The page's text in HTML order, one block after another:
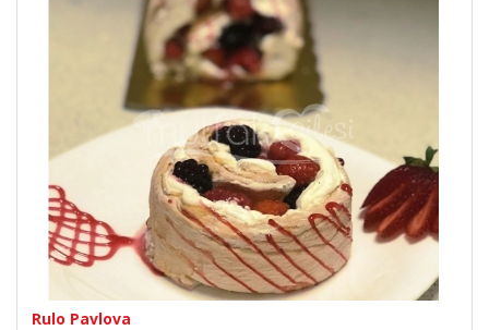
Rulo Pavlova